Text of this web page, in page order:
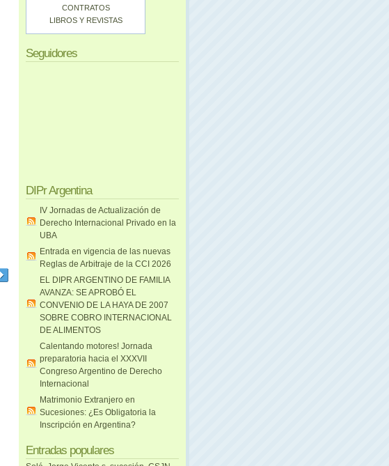
CONTRATOS
LIBROS Y REVISTAS
Seguidores
DIPr Argentina
IV Jornadas de Actualización de
Derecho Internacional Privado en la
UBA
Entrada en vigencia de las nuevas
Reglas de Arbitraje de la CCI 2026
EL DIPR ARGENTINO DE FAMILIA
AVANZA: SE APROBÓ EL
CONVENIO DE LA HAYA DE 2007
SOBRE COBRO INTERNACIONAL
DE ALIMENTOS
Calentando motores! Jornada
preparatoria hacia el XXXVII
Congreso Argentino de Derecho
Internacional
Matrimonio Extranjero en
Sucesiones: ¿Es Obligatoria la
Inscripción en Argentina?
Entradas populares